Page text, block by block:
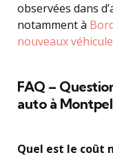
observées dans
notamment à
nouveaux
FAQ –
auto à
Quel est le coût